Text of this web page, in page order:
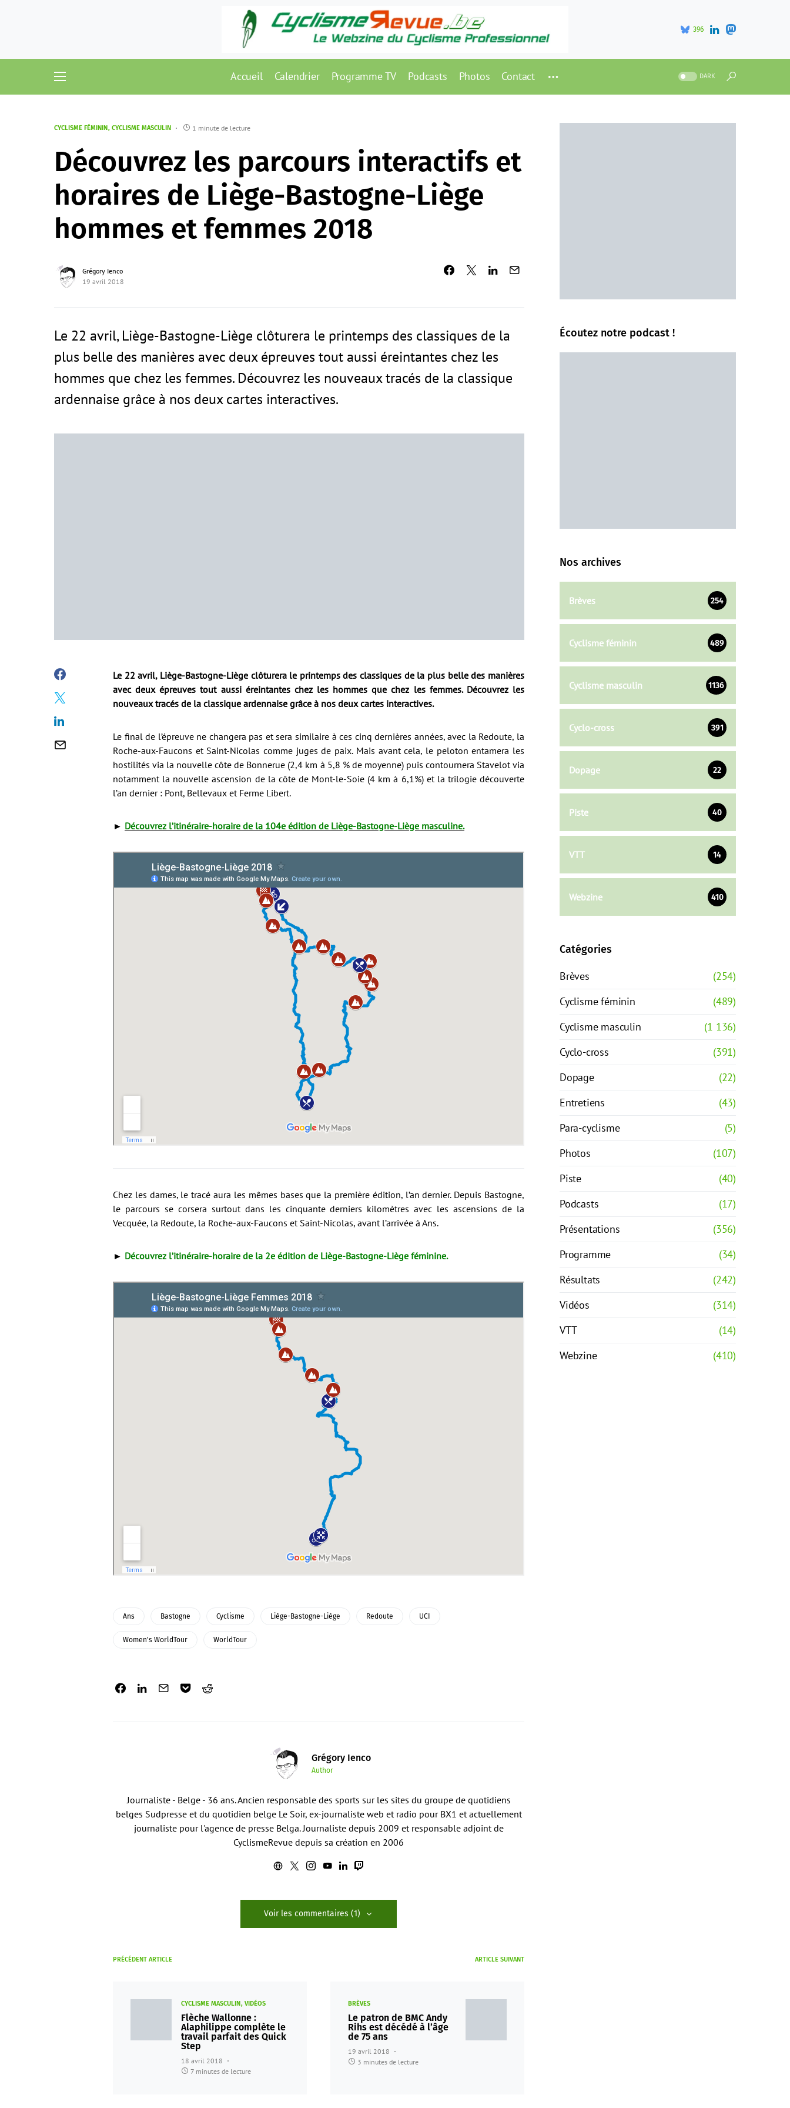
396
Accueil Calendrier Programme TV Podcasts Photos Contact DARK
CYCLISME FÉMININ CYCLISME MASCULIN 1 minute de lecture
Découvrez les parcours interactifs et
horaires de Liège-Bastogne-Liège
hommes et femmes 2018
Grégory Ienco
19 avril 2018
Le 22 avril, Liège-Bastogne-Liège clôturera le printemps des classiques de la
plus belle des manières avec deux épreuves tout aussi éreintantes chez les
hommes que chez les femmes. Découvrez les nouveaux tracés de la classique
ardennaise grâce à nos deux cartes interactives.
Le 22 avril, Liège-Bastogne-Liège clôturera le printemps des classiques de la plus belle des manières
avec deux épreuves tout aussi éreintantes chez les hommes que chez les femmes. Découvrez les
nouveaux tracés de la classique ardennaise grâce à nos deux cartes interactives.
Le final de l’épreuve ne changera pas et sera similaire à ces cinq dernières années, avec la Redoute, la
Roche-aux-Faucons et Saint-Nicolas comme juges de paix. Mais avant cela, le peloton entamera les
hostilités via la nouvelle côte de Bonnerue (2,4 km à 5,8 % de moyenne) puis contournera Stavelot via
notamment la nouvelle ascension de la côte de Mont-le-Soie (4 km à 6,1%) et la trilogie découverte
l’an dernier : Pont, Bellevaux et Ferme Libert.
► Découvrez l’itinéraire-horaire de la 104e édition de Liège-Bastogne-Liège masculine.
Chez les dames, le tracé aura les mêmes bases que la première édition, l’an dernier. Depuis Bastogne,
le parcours se corsera surtout dans les cinquante derniers kilomètres avec les ascensions de la
Vecquée, la Redoute, la Roche-aux-Faucons et Saint-Nicolas, avant l’arrivée à Ans.
► Découvrez l’itinéraire-horaire de la 2e édition de Liège-Bastogne-Liège féminine.
Ans Bastogne Cyclisme Liège-Bastogne-Liège Redoute UCI
Women's WorldTour WorldTour
Grégory Ienco
Author
Journaliste - Belge - 36 ans. Ancien responsable des sports sur les sites du groupe de quotidiens
belges Sudpresse et du quotidien belge Le Soir, ex-journaliste web et radio pour BX1 et actuellement
journaliste pour l'agence de presse Belga. Journaliste depuis 2009 et responsable adjoint de
CyclismeRevue depuis sa création en 2006
Voir les commentaires (1)
PRÉCÉDENT ARTICLE
CYCLISME MASCULIN VIDÉOS
Flèche Wallonne :
Alaphilippe complète le
travail parfait des Quick
Step
18 avril 2018
7 minutes de lecture
ARTICLE SUIVANT
BRÈVES
Le patron de BMC Andy
Rihs est décédé à l’âge
de 75 ans
19 avril 2018
3 minutes de lecture
Écoutez notre podcast !
Nos archives
Brèves 254
Cyclisme féminin 489
Cyclisme masculin 1136
Cyclo-cross 391
Dopage 22
Piste 40
VTT 14
Webzine 410
Catégories
Brèves
(254)
Cyclisme féminin
(489)
Cyclisme masculin
(1 136)
Cyclo-cross
(391)
Dopage
(22)
Entretiens
(43)
Para-cyclisme
(5)
Photos
(107)
Piste
(40)
Podcasts
(17)
Présentations
(356)
Programme
(34)
Résultats
(242)
Vidéos
(314)
VTT
(14)
Webzine
(410)